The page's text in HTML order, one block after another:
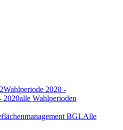
Wahlperiode 2020 -
2020alle Wahlperioden
BGLAlle